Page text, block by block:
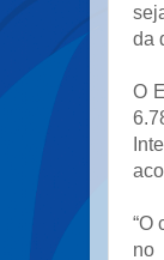
da
O
“O
no